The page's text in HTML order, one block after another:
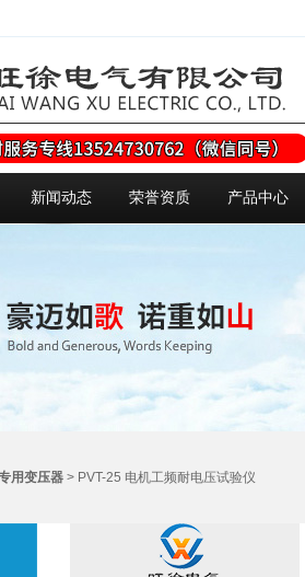
新闻动态 荣誉资质 产品中心
用变压器 > PVT-25 电机工频耐电压试验仪